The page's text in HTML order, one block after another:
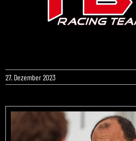
27. Dezember 2023